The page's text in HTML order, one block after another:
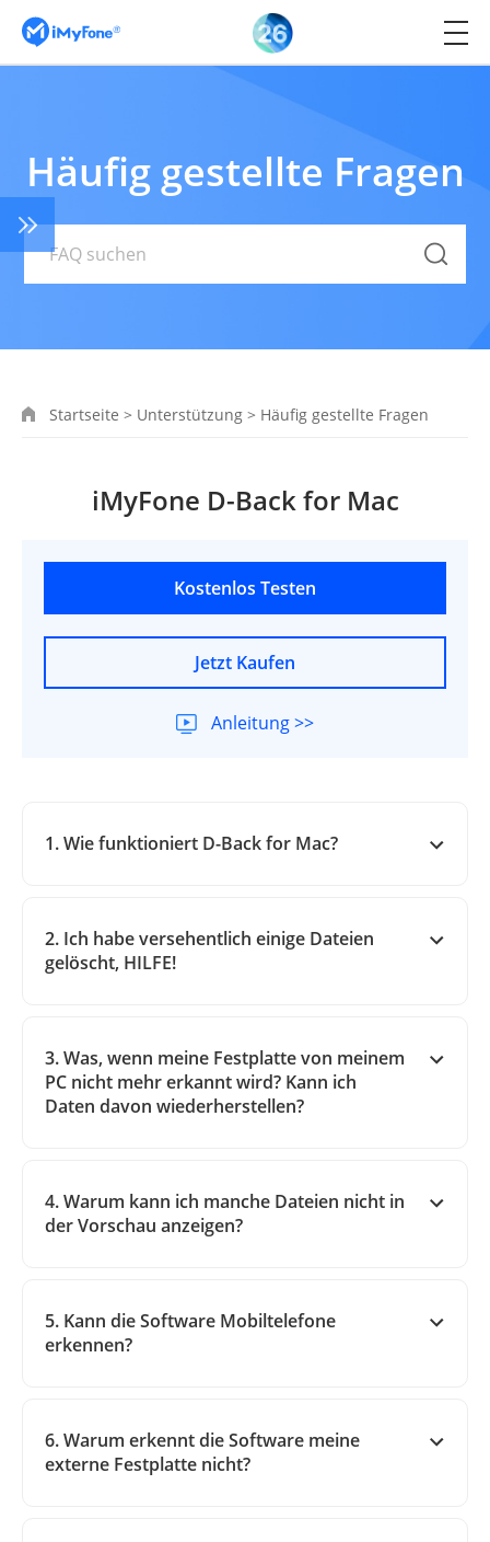
Häufig gestellte Fragen
Startseite > Unterstützung > Häufig gestellte Fragen
iMyFone D-Back for Mac
Kostenlos Testen
Jetzt Kaufen
Anleitung >>
1. Wie funktioniert D-Back for Mac?
2. Ich habe versehentlich einige Dateien
gelöscht, HILFE!
3. Was, wenn meine Festplatte von meinem
PC nicht mehr erkannt wird? Kann ich
Daten davon wiederherstellen?
4. Warum kann ich manche Dateien nicht in
der Vorschau anzeigen?
5. Kann die Software Mobiltelefone
erkennen?
6. Warum erkennt die Software meine
externe Festplatte nicht?